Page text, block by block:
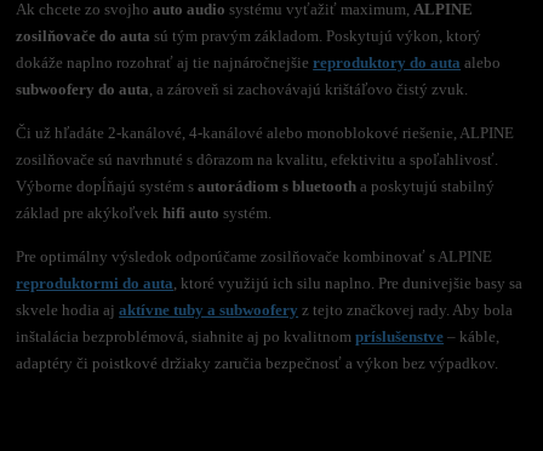
Ak chcete zo svojhoauto audio systému vyťažiť maximum,ALPINE
zosilňovače do auta sú tým pravým základom. Poskytujú výkon, ktorý
dokáže naplno rozohrať aj tie najnáročnejšiereproduktory do auta alebo
subwoofery do auta, a zároveň si zachovávajú krištáľovo čistý zvuk.
Či už hľadáte 2-kanálové, 4-kanálové alebo monoblokové riešenie, ALPINE
zosilňovače sú navrhnuté s dôrazom na kvalitu, efektivitu a spoľahlivosť.
Výborne dopĺňajú systém sautorádiom s bluetooth a poskytujú stabilný
základ pre akýkoľvekhifi auto systém.
Pre optimálny výsledok odporúčame zosilňovače kombinovať s ALPINE
reproduktormi do auta, ktoré využijú ich silu naplno. Pre dunivejšie basy sa
skvele hodia ajaktívne tuby a subwoofery z tejto značkovej rady. Aby bola
inštalácia bezproblémová, siahnite aj po kvalitnompríslušenstve – káble,
adaptéry či poistkové držiaky zaručia bezpečnosť a výkon bez výpadkov.